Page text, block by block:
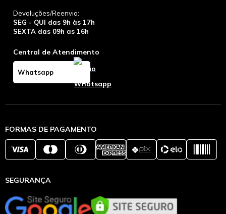
Devoluções/Reenvio:
SEG - QUI das 9h às 17h
SEXTA das 09h as 16h
Central de Atendimento
Whatsapp
FORMAS DE PAGAMENTO
SEGURANÇA